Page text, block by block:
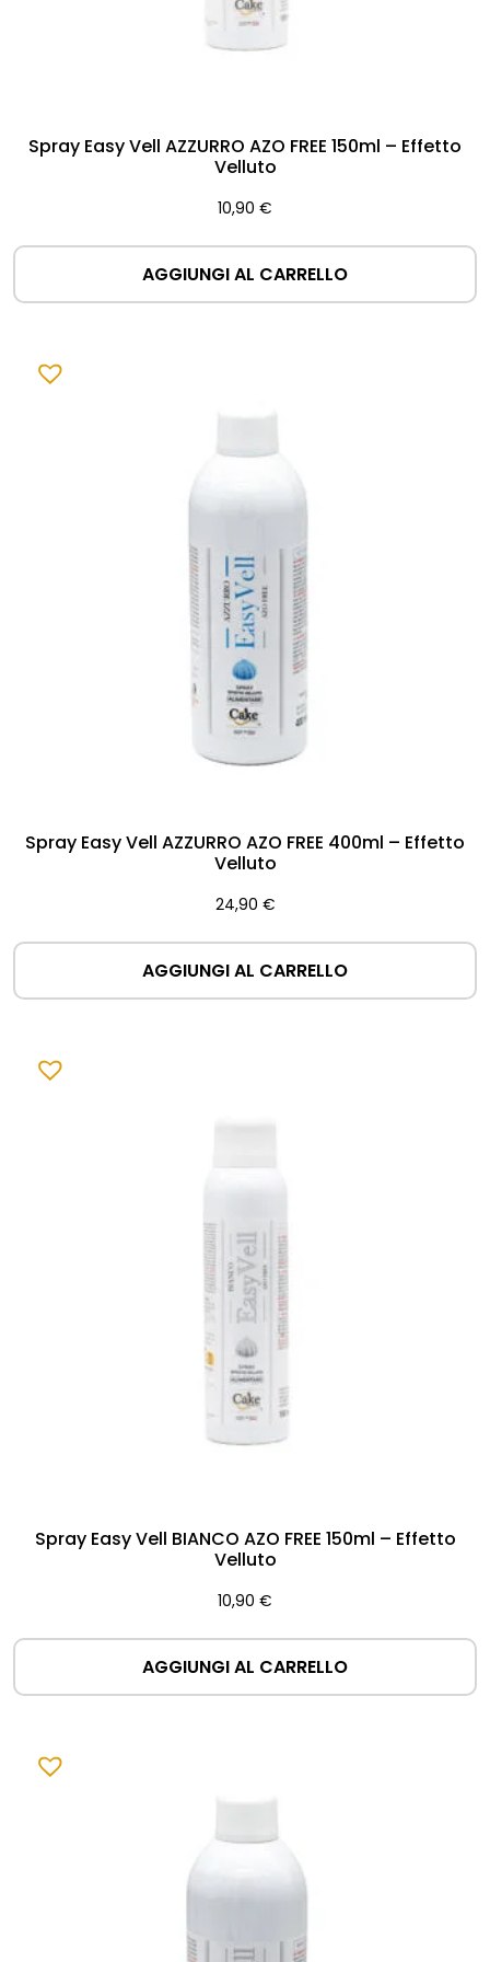
Spray Easy Vell AZZURRO AZO FREE 150ml – Effetto
Velluto
10,90 €
AGGIUNGI AL CARRELLO
Spray Easy Vell AZZURRO AZO FREE 400ml – Effetto
Velluto
24,90 €
AGGIUNGI AL CARRELLO
Spray Easy Vell BIANCO AZO FREE 150ml – Effetto
Velluto
10,90 €
AGGIUNGI AL CARRELLO